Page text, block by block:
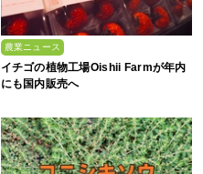
農業ニュース
イチゴの植物工場Oishii Farmが年内
にも国内販売へ